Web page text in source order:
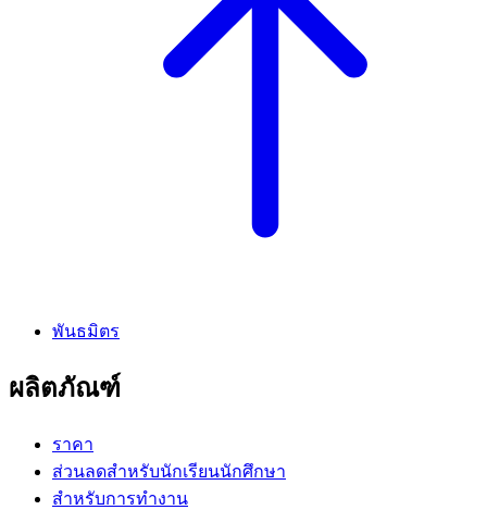
พันธมิตร
ผลิตภัณฑ์
ราคา
ส่วนลดสำหรับนักเรียนนักศึกษา
สำหรับการทำงาน